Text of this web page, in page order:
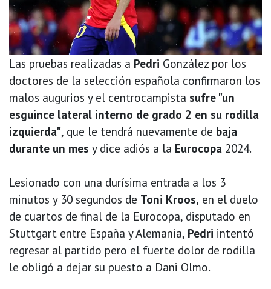
Las pruebas realizadas a Pedri González por los
doctores de la selección española confirmaron los
malos augurios y el centrocampista sufre "un
esguince lateral interno de grado 2 en su rodilla
izquierda", que le tendrá nuevamente de baja
durante un mes y dice adiós a la Eurocopa 2024.
Lesionado con una durísima entrada a los 3
minutos y 30 segundos de Toni Kroos, en el duelo
de cuartos de final de la Eurocopa, disputado en
Stuttgart entre España y Alemania, Pedri intentó
regresar al partido pero el fuerte dolor de rodilla
le obligó a dejar su puesto a Dani Olmo.